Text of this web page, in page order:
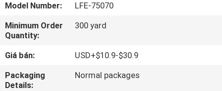
TÔI
THAM
QUAN
NHÀ
Model Number:
LFE-75070
Minimum Order
Quantity:
300 yard
Giá bán:
USD+$10.9-$30.9
Packaging
Details:
Normal packages